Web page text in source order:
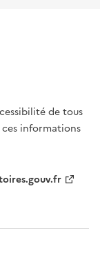
de tous
informations